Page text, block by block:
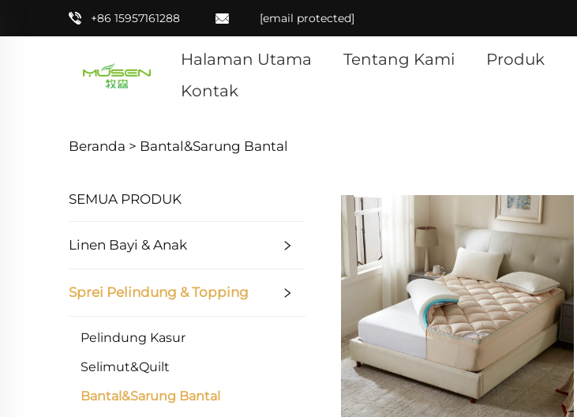
+86 15957161288 [email protected]
Halaman Utama Tentang Kami Produk
Kontak
Beranda > Bantal&Sarung Bantal
SEMUA PRODUK
Linen Bayi & Anak
Sprei Pelindung & Topping
Pelindung Kasur
Selimut&Quilt
Bantal&Sarung Bantal